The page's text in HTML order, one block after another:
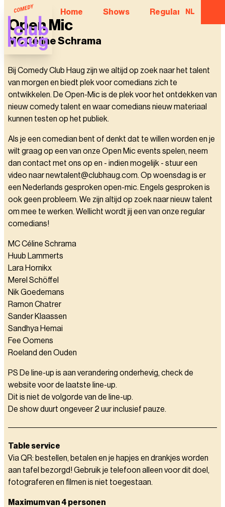
Home Shows Regular NL
Open Mic
MC Céline Schrama
Bij Comedy Club Haug zijn we altijd op zoek naar het talent
van morgen en biedt plek voor comedians zich te
ontwikkelen. De Open-Mic is de plek voor het ontdekken van
nieuw comedy talent en waar comedians nieuw materiaal
kunnen testen op het publiek.
Als je een comedian bent of denkt dat te willen worden en je
wilt graag op een van onze Open Mic events spelen, neem
dan contact met ons op en - indien mogelijk - stuur een
video naar newtalent@clubhaug.com. Op woensdag is er
een Nederlands gesproken open-mic. Engels gesproken is
ook geen probleem. We zijn altijd op zoek naar nieuw talent
om mee te werken. Wellicht wordt jij een van onze regular
comedians!
MC Céline Schrama
Huub Lammerts
Lara Hornikx
Merel Schöffel
Nik Goedemans
Ramon Chatrer
Sander Klaassen
Sandhya Hemai
Fee Oomens
Roeland den Ouden
PS De line-up is aan verandering onderhevig, check de
website voor de laatste line-up.
Dit is niet de volgorde van de line-up.
De show duurt ongeveer 2 uur inclusief pauze.
Table service
Via QR: bestellen, betalen en je hapjes en drankjes worden
aan tafel bezorgd! Gebruik je telefoon alleen voor dit doel,
fotograferen en filmen is niet toegestaan.
Maximum van 4 personen